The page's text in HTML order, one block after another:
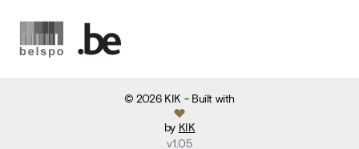
©2026 KIK - Built with
by KIK
v1.05